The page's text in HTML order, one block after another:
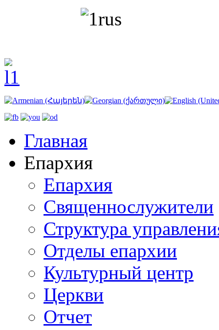
Главная
Епархия
Епархия
Священнослужители
Структура
Отделы епархии
Культурный центр
Церкви
Отчет